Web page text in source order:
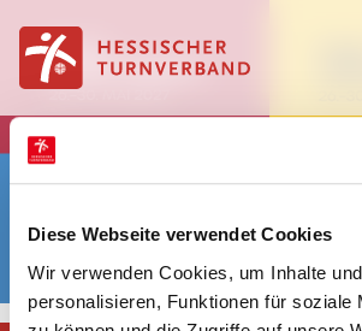
Diese Webseite verwendet Cookies
Wir verwenden Cookies, um Inhalte
personalisieren, Funktionen für soziale